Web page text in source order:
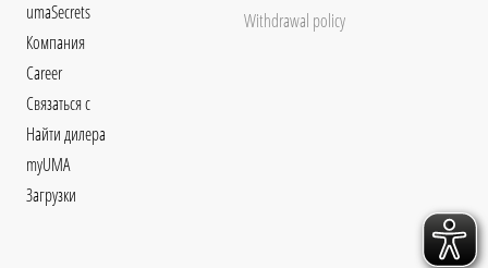
umaSecrets
Компания
Career
Связаться с
Найти дилера
myUMA
Загрузки
Withdrawal policy